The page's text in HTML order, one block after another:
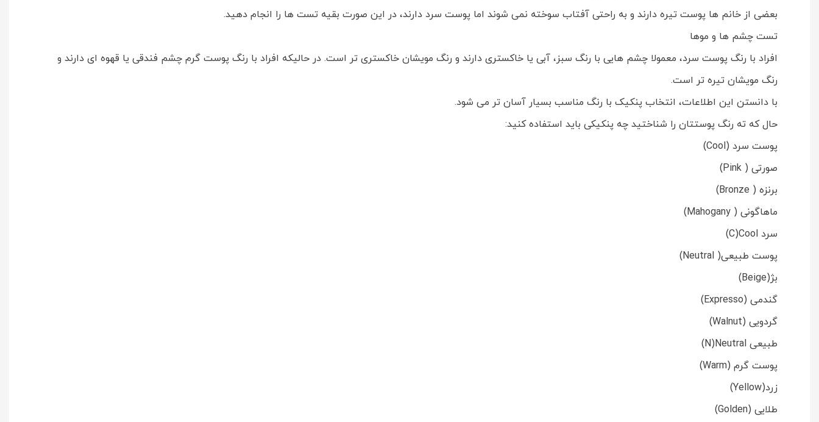
بعضی از خانم ها پوست تیره دارند و به راحتی آفتاب سوخته نمی شوند اما پوست سرد دارند، در این صورت بقیه تست ها را انجام دهید.
تست چشم ها و موها
افراد با رنگ پوست سرد، معمولا چشم هایی با رنگ سبز، آبی یا خاکستری دارند و رنگ مویشان خاکستری تر است. در حالیکه افراد با رنگ پوست گرم چشم فندقی یا قهوه ای دارند و
رنگ مویشان تیره تر است.
با دانستن این اطلاعات، انتخاب پنکیک با رنگ مناسب بسیار آسان تر می شود.
حال که ته رنگ پوستتان را شناختید چه پنکیکی باید استفاده کنید:
پوست سرد (Cool)
صورتی ( Pink)
برنزه ( Bronze)
ماهاگونی ( Mahogany)
سرد C)Cool)
پوست طبیعی( Neutral)
بژ(Beige)
گندمی (Expresso)
گردویی (Walnut)
طبیعی N)Neutral)
پوست گرم (Warm)
زرد(Yellow)
طلایی (Golden)